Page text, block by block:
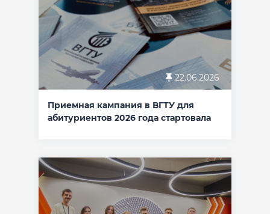
22.06.2026
Приемная кампания в ВГТУ для
абитуриентов 2026 года стартовала